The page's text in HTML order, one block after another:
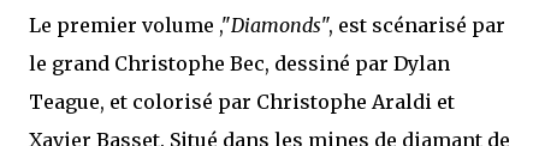
Le premier volume ,"Diamonds", est scénarisé par
le grand Christophe Bec, dessiné par Dylan
Teague, et colorisé par Christophe Araldi et
Xavier Basset. Situé dans les mines de diamant de